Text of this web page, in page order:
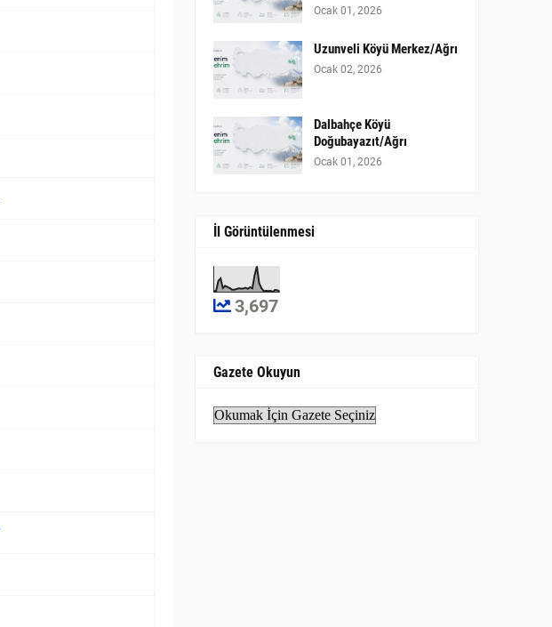
Ocak 01, 2026
Uzunveli Köyü Merkez/Ağrı
Ocak 02, 2026
Dalbahçe Köyü
Doğubayazıt/Ağrı
Ocak 01, 2026
İl Görüntülenmesi
3,697
Gazete Okuyun